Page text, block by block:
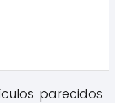
parecidos